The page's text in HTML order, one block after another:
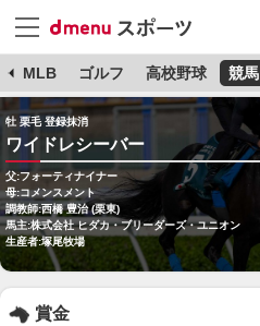
MLB ゴルフ 高校野球 競馬
牡 栗毛 登録抹消
ワイドレシーバー
父:フォーティナイナー
母:コメンスメント
調教師:西橋 豊治 (栗東)
馬主:株式会社 ヒダカ・ブリーダーズ・ユニオン
生産者:塚尾牧場
賞金